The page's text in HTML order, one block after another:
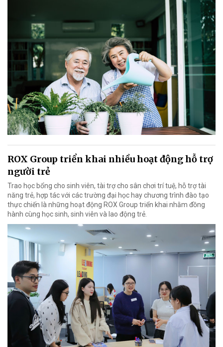
ROX Group triển khai nhiều hoạt động hỗ trợ
người trẻ
Trao học bổng cho sinh viên, tài trợ cho sân chơi trí tuệ, hỗ trợ tài
năng trẻ, hợp tác với các trường đại học hay chương trình đào tạo
thực chiến là những hoạt động ROX Group triển khai nhằm đồng
hành cùng học sinh, sinh viên và lao động trẻ.